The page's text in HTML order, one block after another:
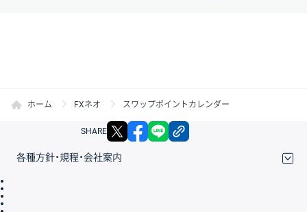
ホーム FXネオ スワップポイントカレンダー
SHARE X facebook
各種方針・規程・会社案内